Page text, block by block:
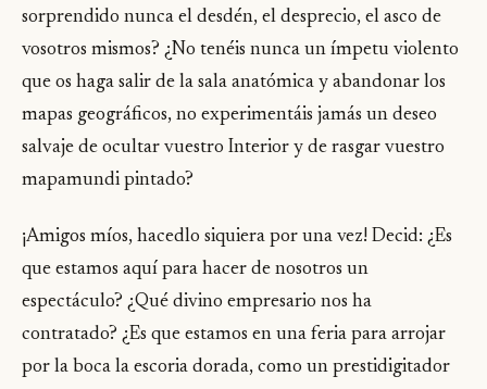
sorprendido nunca el desdén, el desprecio, el asco de
vosotros mismos? ¿No tenéis nunca un ímpetu violento
que os haga salir de la sala anatómica y abandonar los
mapas geográficos, no experimentáis jamás un deseo
salvaje de ocultar vuestro Interior y de rasgar vuestro
mapamundi pintado?
¡Amigos míos, hacedlo siquiera por una vez! Decid: ¿Es
que estamos aquí para hacer de nosotros un
espectáculo? ¿Qué divino empresario nos ha
contratado? ¿Es que estamos en una feria para arrojar
por la boca la escoria dorada, como un prestidigitador